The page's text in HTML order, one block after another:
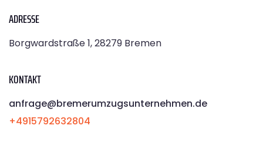
ADRESSE
Borgwardstraße 1, 28279 Bremen
KONTAKT
anfrage@bremerumzugsunternehmen.de
+4915792632804